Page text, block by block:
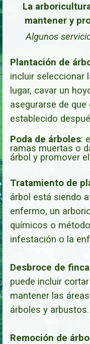
La
mantener y
Algunos
Plantación de
incluir seleccionar
lugar, cavar un
asegurarse de
establecido
Poda de árboles:
ramas muertas o
árbol y promover
Tratamiento de
árbol está siendo
enfermo, un
químicos o
infestación o la
Desbroce de
puede incluir
mantener las
árboles y arbustos.
Remoción de